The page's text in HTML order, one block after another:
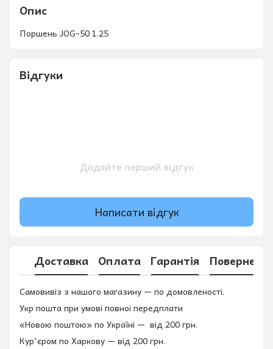
Опис
Поршень JOG-50 1.25
Відгуки
Додайте перший відгук
Написати відгук
Доставка Оплата Гарантія
Самовивіз з нашого магазину — по домовленості.
Укр пошта при умові повноі передплати
«Новою поштою» по Україні — від 200 грн.
Кур'єром по Харкову — від 200 грн.